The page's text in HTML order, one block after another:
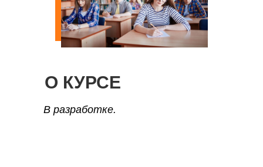
О КУРСЕ
В разработке.